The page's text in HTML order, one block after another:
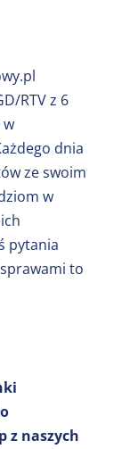
RTV z 6
dnia
ze swoim
w
pytania
to
z naszych